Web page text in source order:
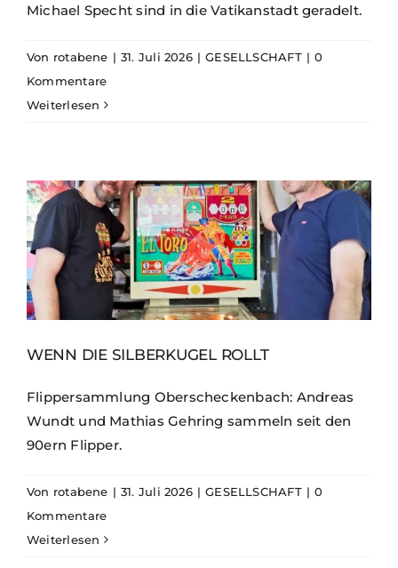
Michael Specht sind in die Vatikanstadt geradelt.
Von rotabene | 31. Juli 2026 | GESELLSCHAFT | 0
Kommentare
Weiterlesen
WENN DIE SILBERKUGEL ROLLT
Flippersammlung Oberscheckenbach: Andreas
Wundt und Mathias Gehring sammeln seit den
90ern Flipper.
Von rotabene | 31. Juli 2026 | GESELLSCHAFT | 0
Kommentare
Weiterlesen